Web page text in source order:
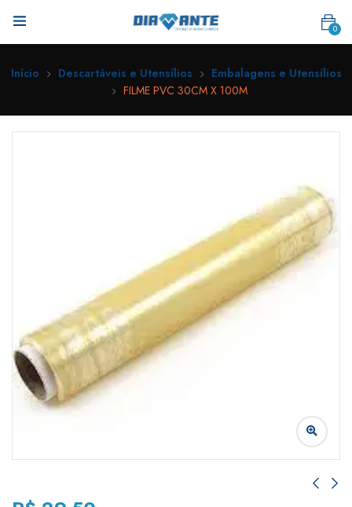
0
Início Descartáveis e Utensílios
Embalagens e Utensílios
FILME PVC 30CM X 100M